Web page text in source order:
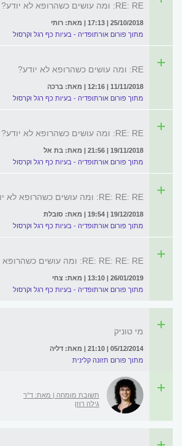
RE: RE: ומה עושים כשהרופא לא יודע?
25/10/2018 | 17:13 | מאת: רותי
מתוך פורום אורתופדיה - בעיות כף רגל וקרסול
RE: ומה עושים כשהרופא לא יודע?
11/11/2018 | 12:16 | מאת: ברכה
מתוך פורום אורתופדיה - בעיות כף רגל וקרסול
RE: RE: ומה עושים כשהרופא לא יודע?
19/11/2018 | 21:56 | מאת: בת אל
מתוך פורום אורתופדיה - בעיות כף רגל וקרסול
RE: RE: RE: ומה עושים כשהרופא לא יודע?
19/12/2018 | 19:54 | מאת: סובלת
מתוך פורום אורתופדיה - בעיות כף רגל וקרסול
RE: RE: RE: RE: ומה עושים כשהרופא לא יודע?
26/01/2019 | 13:10 | מאת: צחי
מתוך פורום אורתופדיה - בעיות כף רגל וקרסול
מי טוניק
05/12/2014 | 21:10 | מאת: דליה
מתוך פורום תזונה קלינית
תשובת מומחה | מאת: ד"ר
גילה רוזן